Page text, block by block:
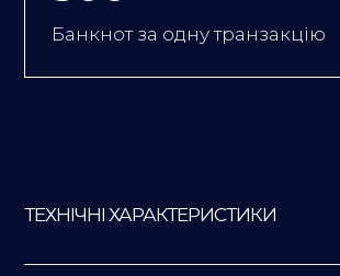
Банкнот за одну транзакцію
ТЕХНІЧНІ ХАРАКТЕРИСТИКИ